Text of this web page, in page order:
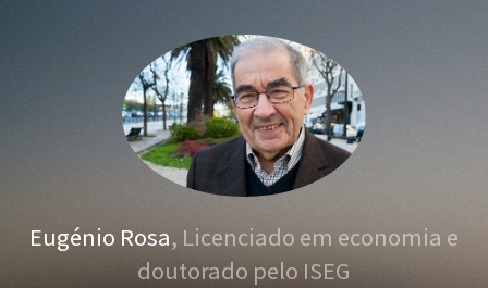
Eugénio Rosa, Licenciado em economia e
doutorado pelo ISEG